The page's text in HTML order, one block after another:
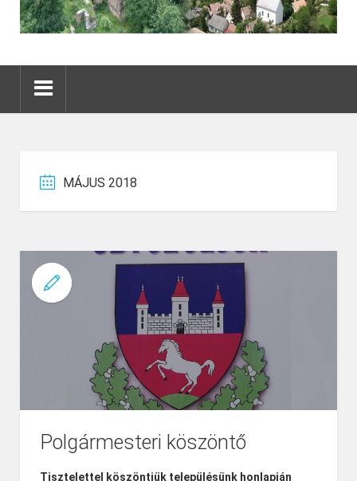
MÁJUS 2018
Polgármesteri köszöntő
Tisztelettel köszöntjük településünk honlapján